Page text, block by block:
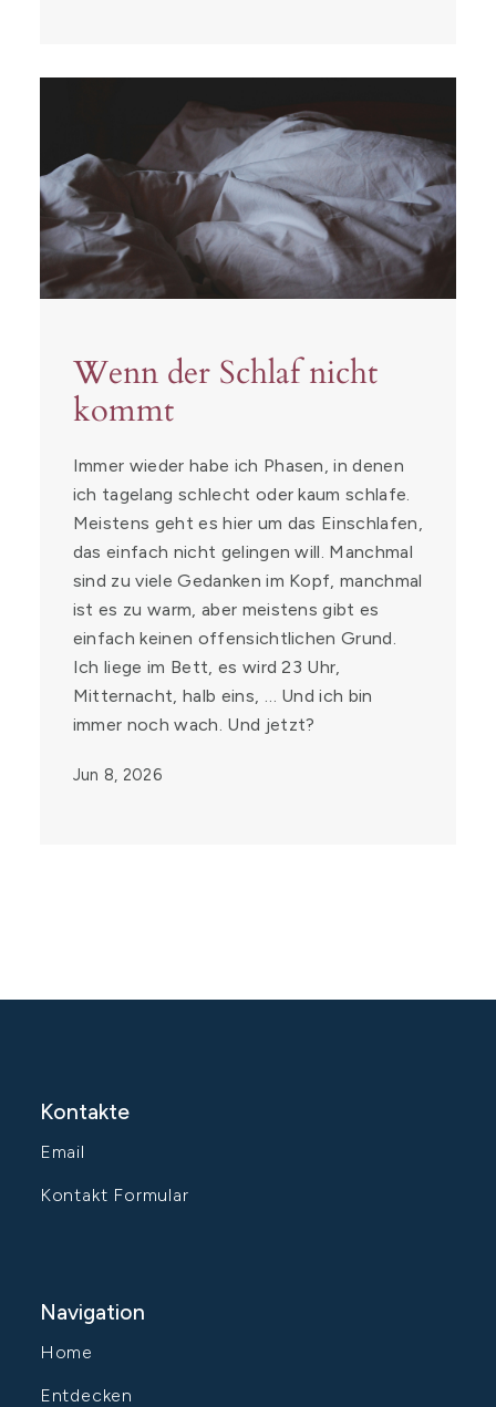
Wenn der Schlaf nicht
kommt
Immer wieder habe ich Phasen, in denen
ich tagelang schlecht oder kaum schlafe.
Meistens geht es hier um das Einschlafen,
das einfach nicht gelingen will. Manchmal
sind zu viele Gedanken im Kopf, manchmal
ist es zu warm, aber meistens gibt es
einfach keinen offensichtlichen Grund.
Ich liege im Bett, es wird 23 Uhr,
Mitternacht, halb eins, … Und ich bin
immer noch wach. Und jetzt?
Jun 8, 2026
Kontakte
Email
Kontakt Formular
Navigation
Home
Entdecken